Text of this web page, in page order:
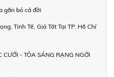
gắn bó cả đời
Tinh Tế, Giá Tốt Tại TP. Hồ Chí
CƯỚI - TỎA SÁNG RẠNG NGỜI